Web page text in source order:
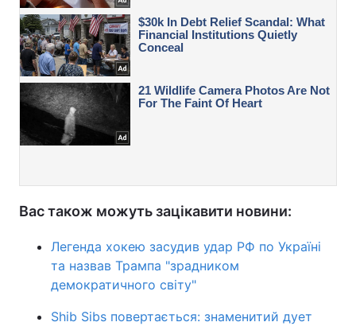
Вас також можуть зацікавити новини:
Легенда хокею засудив удар РФ по Україні
та назвав Трампа "зрадником
демократичного світу"
Shib Sibs повертається: знаменитий дует